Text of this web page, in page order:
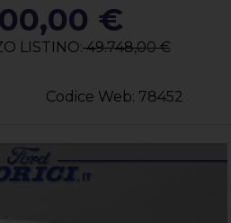
Codice Web: 78452
€
LISTINO:49.748,00 €